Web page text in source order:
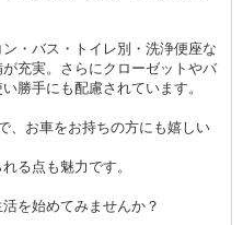
・バス・トイレ別・洗浄便座な
充実。さらにクローゼットやバ
勝手にも配慮されています。
、お車をお持ちの方にも嬉しい
る点も魅力です。
を始めてみませんか？